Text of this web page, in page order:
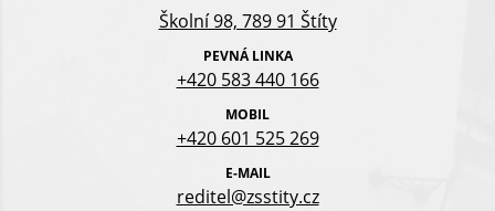
Školní 98, 789 91 Štíty
PEVNÁ LINKA
+420 583 440 166
MOBIL
+420 601 525 269
E-MAIL
reditel@zsstity.cz